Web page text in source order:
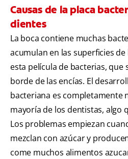
Causas de la placa
dientes
La boca contiene muchas
acumulan en las superficies
esta película de bacterias, que
borde de las encías. El
bacteriana es completamente
mayoría de los dentistas, algo
Los problemas empiezan
mezclan con azúcar y
come muchos alimentos